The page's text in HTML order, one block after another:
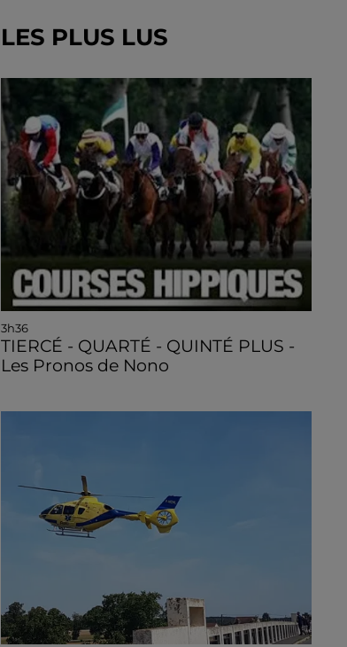
LES PLUS LUS
3h36
TIERCÉ - QUARTÉ - QUINTÉ PLUS -
Les Pronos de Nono